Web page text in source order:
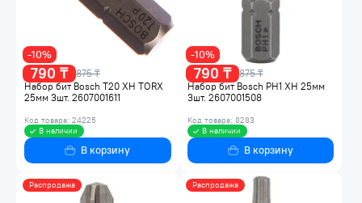
790 ₸ 875 ₸
-10%
Набор бит Bosch T20 XH TORX
25мм 3шт. 2607001611
Код товара: 24225
В наличии
В корзину
790 ₸ 875 ₸
-10%
Набор бит Bosch PH1 XH 25мм
3шт. 2607001508
Код товара: 8283
В наличии
В корзину
Распродажа Распродажа